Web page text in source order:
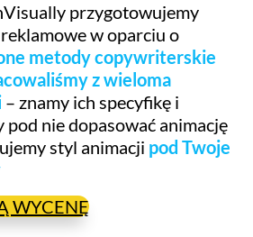
przygotowujemy
w oparciu o
metody copywriterskie
z wieloma
– znamy ich specyfikę i
pod nie dopasować animację
styl animacji pod Twoje
WYCENĘ